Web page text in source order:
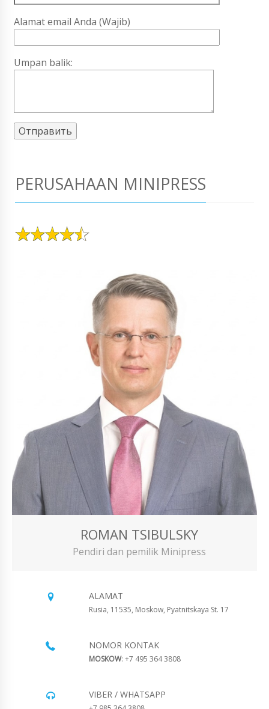
Alamat email Anda (Wajib)
Umpan balik:
PERUSAHAAN MINIPRESS
ROMAN TSIBULSKY
Pendiri dan pemilik Minipress
ALAMAT
Rusia, 11535, Moskow, Pyatnitskaya St. 17
NOMOR KONTAK
MOSKOW: +7 495 364 3808
VIBER / WHATSAPP